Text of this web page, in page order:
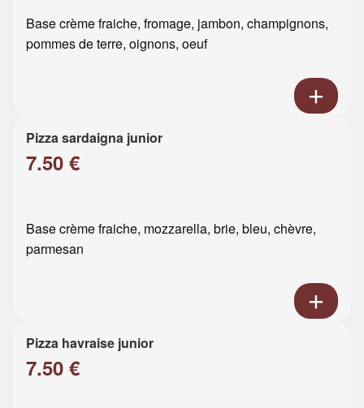
Base crème fraiche, fromage, jambon, champignons,
pommes de terre, oignons, oeuf
Pizza sardaigna junior
7.50 €
Base crème fraiche, mozzarella, brie, bleu, chèvre,
parmesan
Pizza havraise junior
7.50 €